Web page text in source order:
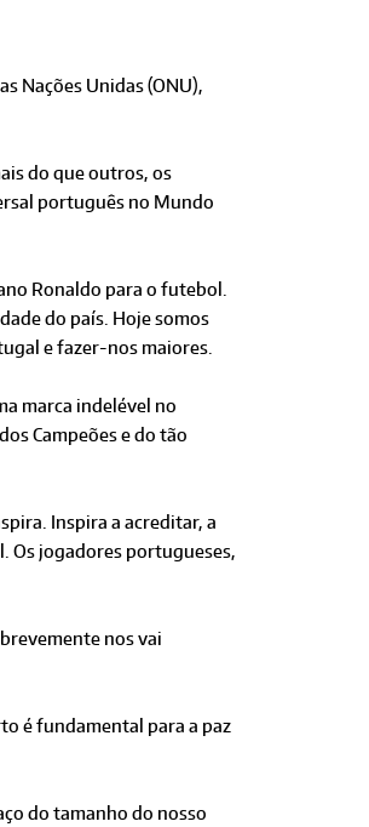
Nações Unidas (ONU),
do que outros, os
português no Mundo
Ronaldo para o futebol.
do país. Hoje somos
e fazer-nos maiores.
marca indelével no
Campeões e do tão
Inspira a acreditar, a
Os jogadores portugueses,
nos vai
é fundamental para a paz
do tamanho do nosso